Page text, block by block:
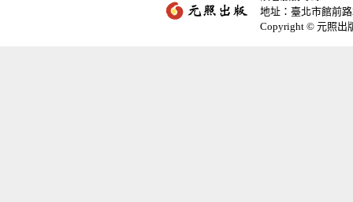
地址：臺北市館前
Copyright © 元照出